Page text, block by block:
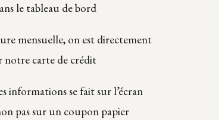
le tableau de bord
mensuelle, on est directement
notre carte de crédit
informations se fait sur l’écran
pas sur un coupon papier